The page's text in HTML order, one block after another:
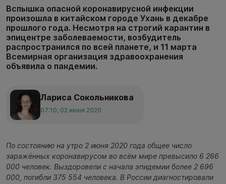
Вспышка опасной коронавирусной инфекции
произошла в китайском городе Ухань в декабре
прошлого года. Несмотря на строгий карантин в
эпицентре заболеваемости, возбудитель
распространился по всей планете, и 11 марта
Всемирная организация здравоохранения
объявила о пандемии.
Лариса Сокольникова
07:10, 02 июня 2020
По состоянию на утро 2 июня 2020 года общее число
заражённых коронавирусом во всём мире превысило 6 266
000 человек. Выздоровели с начала эпидемии более 2 696
000, погибли 375 554 человека. В России диагностировали